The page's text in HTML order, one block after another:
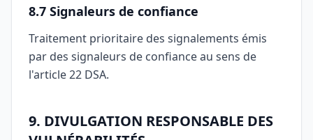
8.7 Signaleurs de confiance
Traitement prioritaire des signalements émis
par des signaleurs de confiance au sens de
l'article 22 DSA.
9. DIVULGATION RESPONSABLE DES